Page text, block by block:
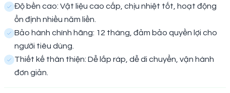
Độ bền cao: Vật liệu cao cấp, chịu nhiệt tốt, hoạt động
ổn định nhiều năm liền.
Bảo hành chính hãng: 12 tháng, đảm bảo quyền lợi cho
người tiêu dùng.
Thiết kế thân thiện: Dễ lắp ráp, dễ di chuyển, vận hành
đơn giản.